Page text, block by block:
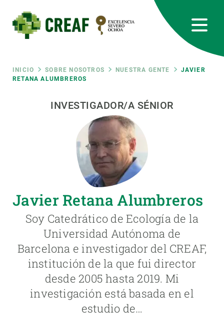
contenido
principal
Ruta
navegación
INICIO SOBRE NOSOTROS NUESTRA GENTE
JAVIER
RETANA ALUMBREROS
INVESTIGADOR/A SÉNIOR
Javier Retana Alumbreros
Soy Catedrático de Ecología de la
Universidad Autónoma de
Barcelona e investigador del CREAF,
institución de la que fui director
desde 2005 hasta 2019. Mi
investigación está basada en el
estudio de…
RRSS
Featured
responsive
Responsive
CIENCIA EN ACCIÓN
ÚNETE A NOSOTROS
PARTICIPA
NOTICIAS Y AGENDA